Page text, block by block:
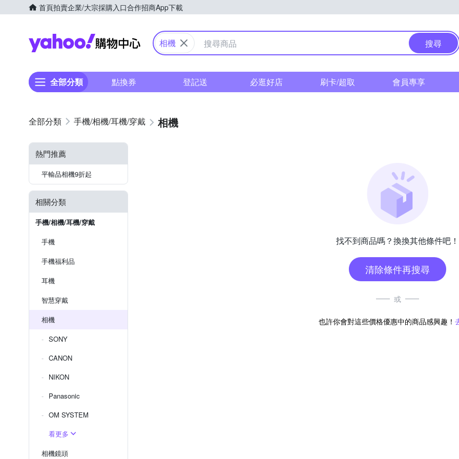
首頁拍賣企業/大宗採購入口合作招商App下載
Yahoo購物中心
相機 搜尋
全部分類 點換券 登記送 必逛好店 刷卡/超取 會員專享
手機/相機/耳機/穿戴 相機
熱門推薦
平輸品相機9折起
相關分類
手機/相機/耳機/穿戴
手機
手機福利品
耳機
智慧穿戴
相機
SONY
CANON
NIKON
Panasonic
OM SYSTEM
看更多
相機鏡頭
找不到商品嗎？換換其他條件吧！
清除條件再搜尋
或
也許你會對這些價格優惠中的商品感興趣！